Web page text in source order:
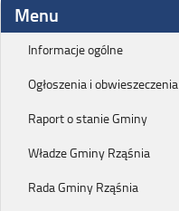
Menu
Informacje ogólne
Ogłoszenia i obwieszeczenia
Raport o stanie Gminy
Władze Gminy Rząśnia
Rada Gminy Rząśnia